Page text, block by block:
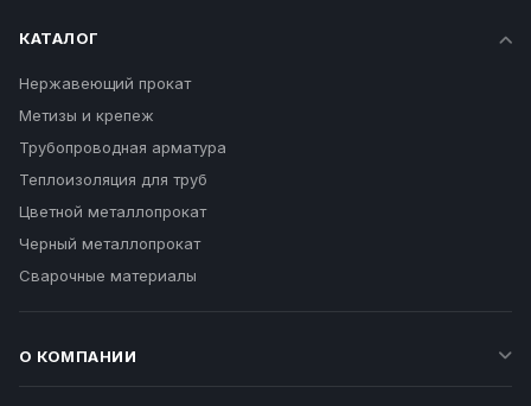
КАТАЛОГ
Нержавеющий прокат
Метизы и крепеж
Трубопроводная арматура
Теплоизоляция для труб
Цветной металлопрокат
Черный металлопрокат
Сварочные материалы
О КОМПАНИИ